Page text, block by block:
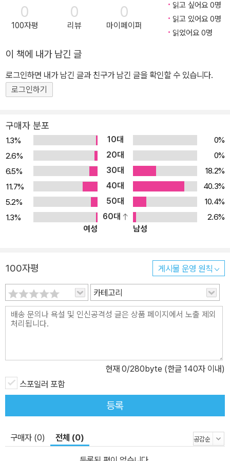
0
100자평
0
리뷰
0
마이페이퍼
읽고 싶어요 0명
읽고 있어요 0명
읽었어요 0명
이 책에 내가 남긴 글
로그인하면 내가 남긴 글과 친구가 남긴 글을 확인할 수 있습니다.
로그인하기
구매자 분포
1.3% 10대
0%
2.6%
20대
0%
6.5%
30대
18.2%
11.7%
40대
40.3%
5.2%
50대
10.4%
1.3%
60대
2.6%
여성
남성
100자평 게시물 운영 원칙
카테고리
현재 0/280byte (한글 140자 이내)
스포일러 포함
등록
구매자 (0) 전체 (0)